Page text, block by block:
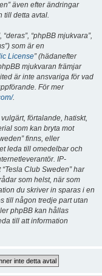
även efter ändringar
till detta avtal.
“phpBB mjukvara”,
som är en
License” (hädanefter
mjukvaran främjar
är inte ansvariga för vad
För mer
.
förtalande, hatiskt,
som kan bryta mot
finns, eller
leda till omedelbar och
IP-
Club Sweden” har
som helst, när som
du skriver in sparas i en
till någon tredje part utan
phpBB kan hållas
till att information